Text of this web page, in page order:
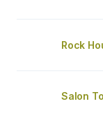
Rock
Salon